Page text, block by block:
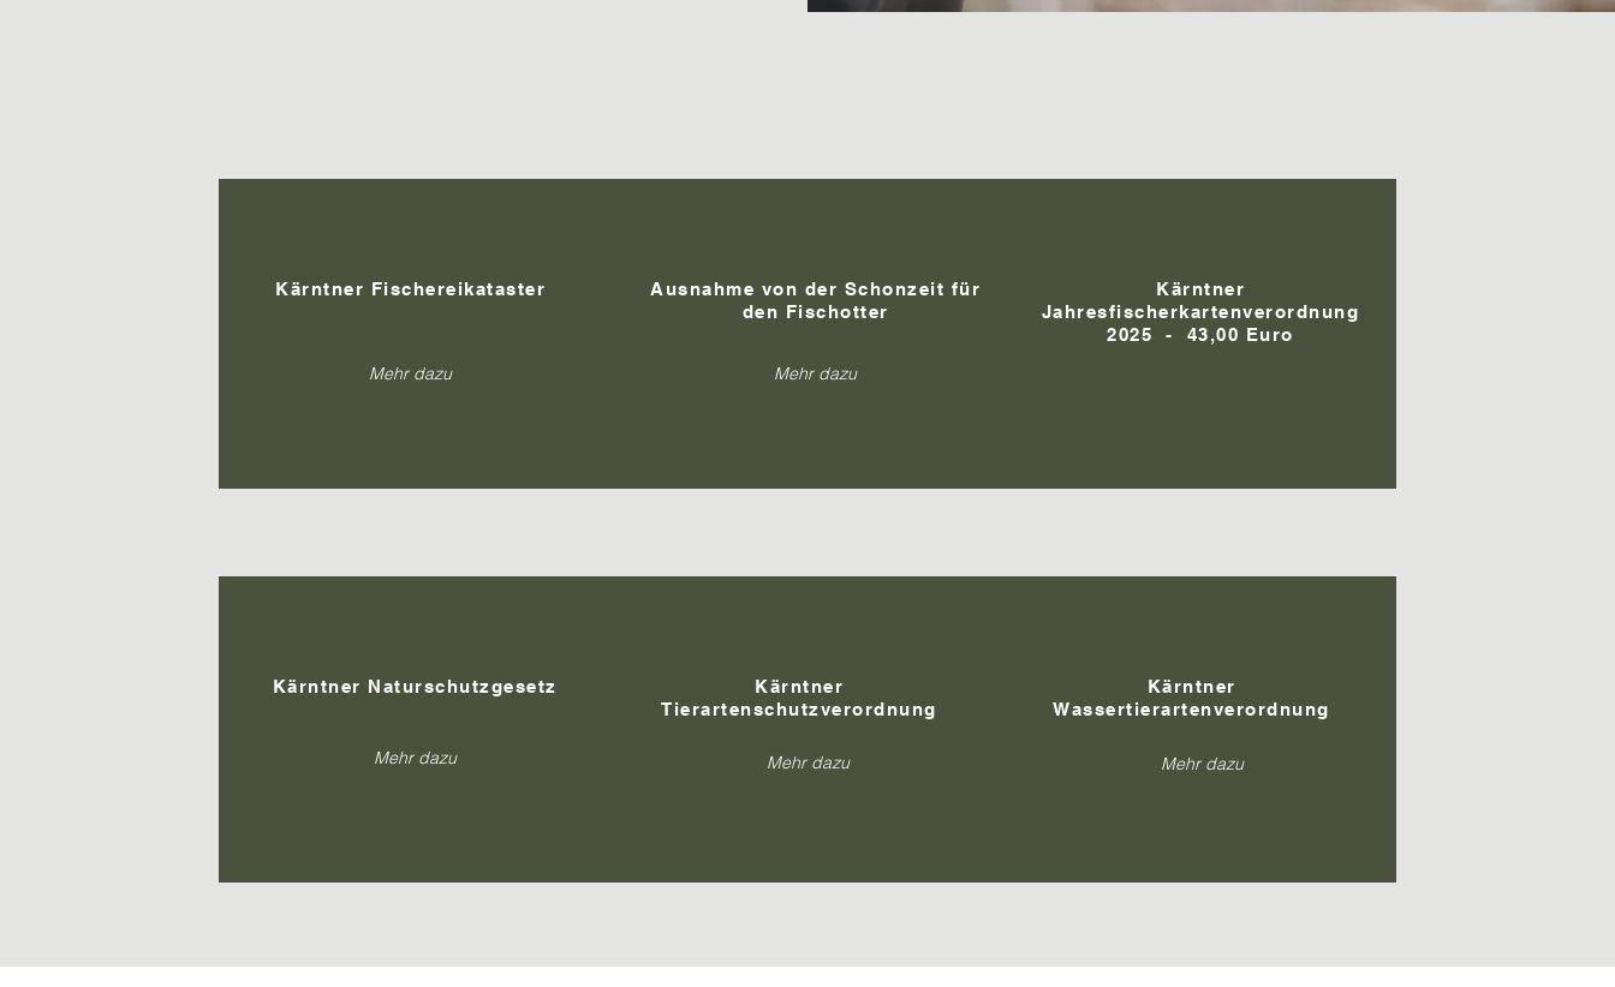
Kärntner Fischereikataster
Mehr dazu
Ausnahme von der Schonzeit für
den Fischotter
Mehr dazu
Kärntner
Jahresfischerkartenverordnung
2025 - 43,00 Euro
Kärntner Naturschutzgesetz
Mehr dazu
Kärntner
Tierartenschutzverordnung
Mehr dazu
Kärntner
Wassertierartenverordnung
Mehr dazu